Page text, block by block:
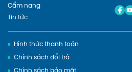
Cẩm nang
Tin tức
Hình thức thanh toán
Chính sách đổi trả